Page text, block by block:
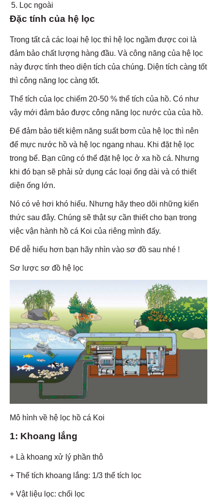
Lọc ngoài
Đặc tính của hệ lọc
Trong tất cả các loại hệ lọc thì hệ lọc ngầm được coi là
đảm bảo chất lượng hàng đầu. Và công năng của hệ lọc
này được tính theo diện tích của chúng. Diện tích càng tốt
thì công năng lọc càng tốt.
Thể tích của lọc chiếm 20-50 % thể tích của hồ. Có như
vậy mới đảm bảo được công năng lọc nước của của hồ.
Để đảm bảo tiết kiệm năng suất bơm của hệ lọc thì nên
để mực nước hồ và hệ lọc ngang nhau. Khi đặt hệ lọc
trong bể. Bạn cũng có thể đặt hệ lọc ở xa hồ cá. Nhưng
khi đó bạn sẽ phải sử dụng các loại ống dài và có thiết
diện ống lớn.
Nó có vẻ hơi khó hiểu. Nhưng hãy theo dõi những kiến
thức sau đây. Chúng sẽ thật sự cần thiết cho bạn trong
việc vận hành hồ cá Koi của riêng mình đấy.
Để dễ hiểu hơn bạn hãy nhìn vào sơ đồ sau nhé !
Sơ lược sơ đồ hệ lọc
Mô hình về hệ lọc hồ cá Koi
1: Khoang lắng
+ Là khoang xử lý phần thô
+ Thể tích khoang lắng: 1/3 thể tích lọc
+ Vật liệu lọc: chổi lọc